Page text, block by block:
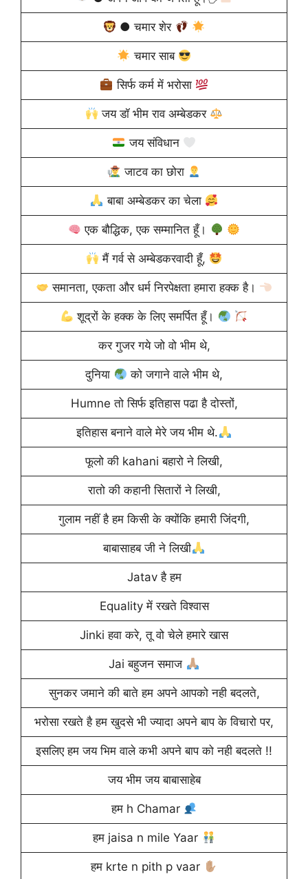
● चमार शेर
चमार साब
सिर्फ कर्म में भरोसा
जय डॉ भीम राव अम्बेडकर
जय संविधान
जाटव का छोरा
बाबा अम्बेडकर का चेला
एक बौद्धिक, एक सम्मानित हूँ।
मैं गर्व से अम्बेडकरवादी हूँ,
समानता, एकता और धर्म निरपेक्षता हमारा हक्क है।
शूद्रों के हक्क के लिए समर्पित हूँ।
कर गुजर गये जो वो भीम थे,
दुनिया को जगाने वाले भीम थे,
Humne तो सिर्फ इतिहास पढा है दोस्तों,
इतिहास बनाने वाले मेरे जय भीम थे.
फूलो की kahani बहारो ने लिखी,
रातो की कहानी सितारों ने लिखी,
गुलाम नहीं है हम किसी के क्योंकि हमारी जिंदगी,
बाबासाहब जी ने लिखी
Jatav है हम
Equality में रखते विश्वास
Jinki हवा करे, तू वो चेले हमारे खास
Jai बहुजन समाज
सुनकर जमाने की बाते हम अपने आपको नही बदलते,
भरोसा रखते है हम खुदसे भी ज्यादा अपने बाप के विचारो पर,
इसलिए हम जय भिम वाले कभी अपने बाप को नही बदलते !!
जय भीम जय बाबासाहेब
हम h Chamar
हम jaisa n mile Yaar
हम krte n pith p vaar